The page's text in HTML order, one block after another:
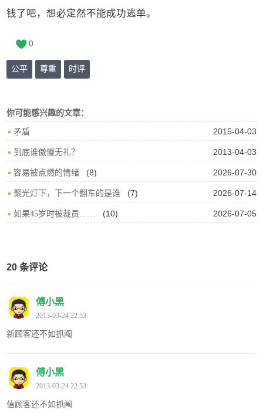
钱了吧，想必定然不能成功逃单。
0
公平 尊重 时评
你可能感兴趣的文章：
2015-04-03
矛盾
2013-04-03
到底谁傲慢无礼？
2026-07-30
容易被点燃的情绪 (8)
2026-07-14
聚光灯下，下一个翻车的是谁 (7)
2026-07-05
如果45岁时被裁员…… (10)
20 条评论
傅小黑
2013-03-24 22:53
新顾客还不如抓阄
傅小黑
2013-03-24 22:53
信顾客还不如抓阄